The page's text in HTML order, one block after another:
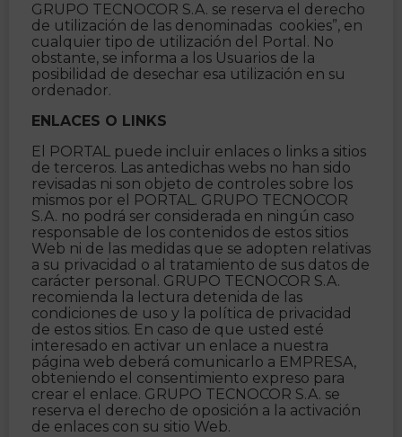
GRUPO TECNOCOR S.A. se reserva el derecho
de utilización de las denominadas cookies”, en
cualquier tipo de utilización del Portal. No
obstante, se informa a los Usuarios de la
posibilidad de desechar esa utilización en su
ordenador.
ENLACES O LINKS
El PORTAL puede incluir enlaces o links a sitios
de terceros. Las antedichas webs no han sido
revisadas ni son objeto de controles sobre los
mismos por el PORTAL. GRUPO TECNOCOR
S.A. no podrá ser considerada en ningún caso
responsable de los contenidos de estos sitios
Web ni de las medidas que se adopten relativas
a su privacidad o al tratamiento de sus datos de
carácter personal. GRUPO TECNOCOR S.A.
recomienda la lectura detenida de las
condiciones de uso y la política de privacidad
de estos sitios. En caso de que usted esté
interesado en activar un enlace a nuestra
página web deberá comunicarlo a EMPRESA,
obteniendo el consentimiento expreso para
crear el enlace. GRUPO TECNOCOR S.A. se
reserva el derecho de oposición a la activación
de enlaces con su sitio Web.